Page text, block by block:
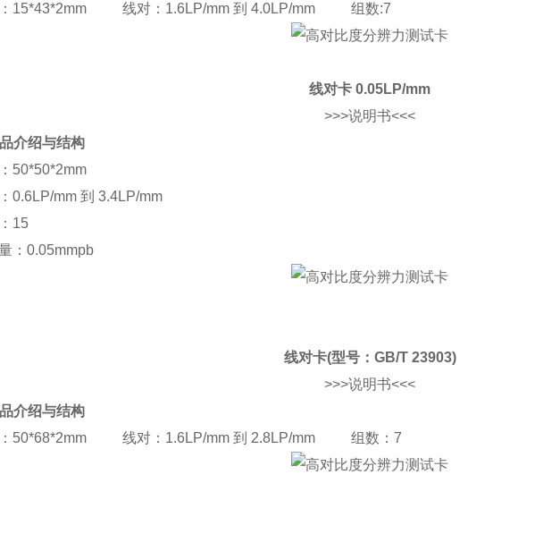
：15*43*2mm 线对：1.6LP/mm 到 4.0LP/mm 组数:7
线对卡 0.05LP/mm
>>>说明书<<<
介绍与结构
50*50*2mm
0.6LP/mm 到 3.4LP/mm
15
：0.05mmpb
线对卡(型号：GB/T 23903)
>>>说明书<<<
介绍与结构
：50*68*2mm 线对：1.6LP/mm 到 2.8LP/mm 组数：7